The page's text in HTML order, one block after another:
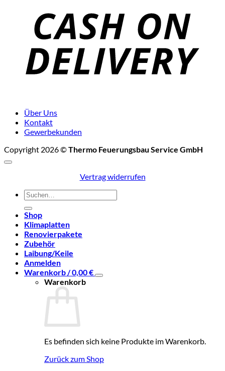
Über Uns
Kontakt
Gewerbekunden
Copyright 2026 ©Thermo Feuerungsbau Service GmbH
Vertrag widerrufen
Suchen
nach:
Shop
Klimaplatten
Renovierpakete
Zubehör
Laibung/Keile
Anmelden
Warenkorb /0,00€
Warenkorb
Es befinden sich keine Produkte im Warenkorb.
Zurück zum Shop